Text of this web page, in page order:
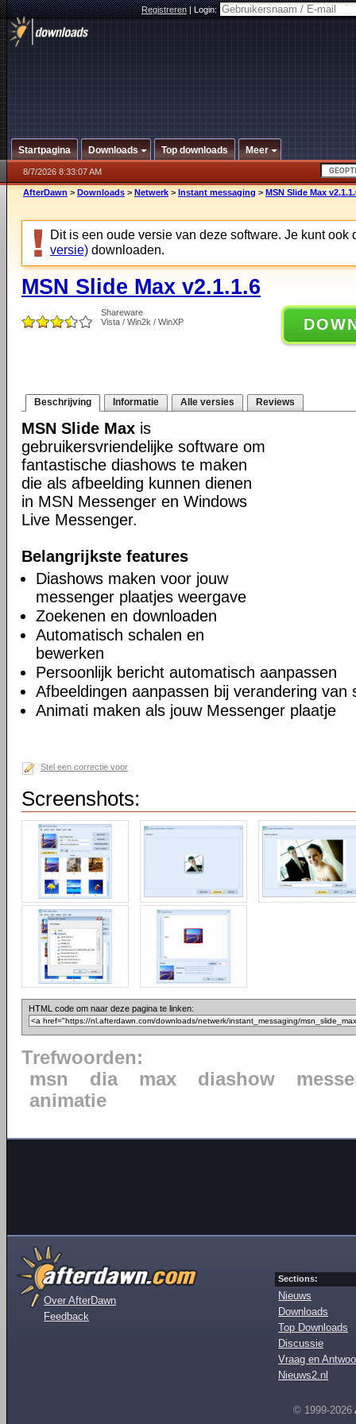
Registreren|Login:
Startpagina Downloads Top downloads Meer
8/7/2026 8:33:07 AM
AfterDawn > Downloads > Netwerk > Instant messaging > MSN Slide Max
Dit is een oude versie van deze software. Je kunt ook
versie) downloaden.
MSN Slide Max v2.1.1.6
Shareware
Vista / Win2k / WinXP
Beschrijving Informatie Alle versies Reviews
MSN Slide Max is
gebruikersvriendelijke software om
fantastische diashows te maken
die als afbeelding kunnen dienen
in MSN Messenger en Windows
Live Messenger.
Belangrijkste features
Diashows maken voor jouw
messenger plaatjes weergave
Zoekenen en downloaden
Automatisch schalen en
bewerken
Persoonlijk bericht automatisch aanpassen
Afbeeldingen aanpassen bij verandering van
Animati maken als jouw Messenger plaatje
Stel een correctie voor
Screenshots:
HTML code om naar deze pagina te linken:
Trefwoorden:
msn
dia max diashow
animatie
Over AfterDawn
Feedback
Sections:
Nieuws
Downloads
Top Downloads
Discussie
Vraag en
Nieuws2.nl
© 1999-2026